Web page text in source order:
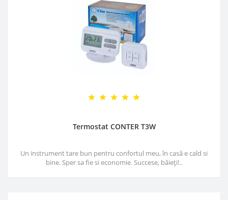
Termostat CONTER T3W
Un instrument tare bun pentru confortul meu, în casă e cald si
bine. Sper sa fie si economie. Succese, băieți!..